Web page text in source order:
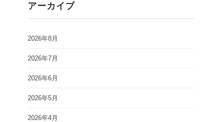
アーカイブ
2026年8月
2026年7月
2026年6月
2026年5月
2026年4月